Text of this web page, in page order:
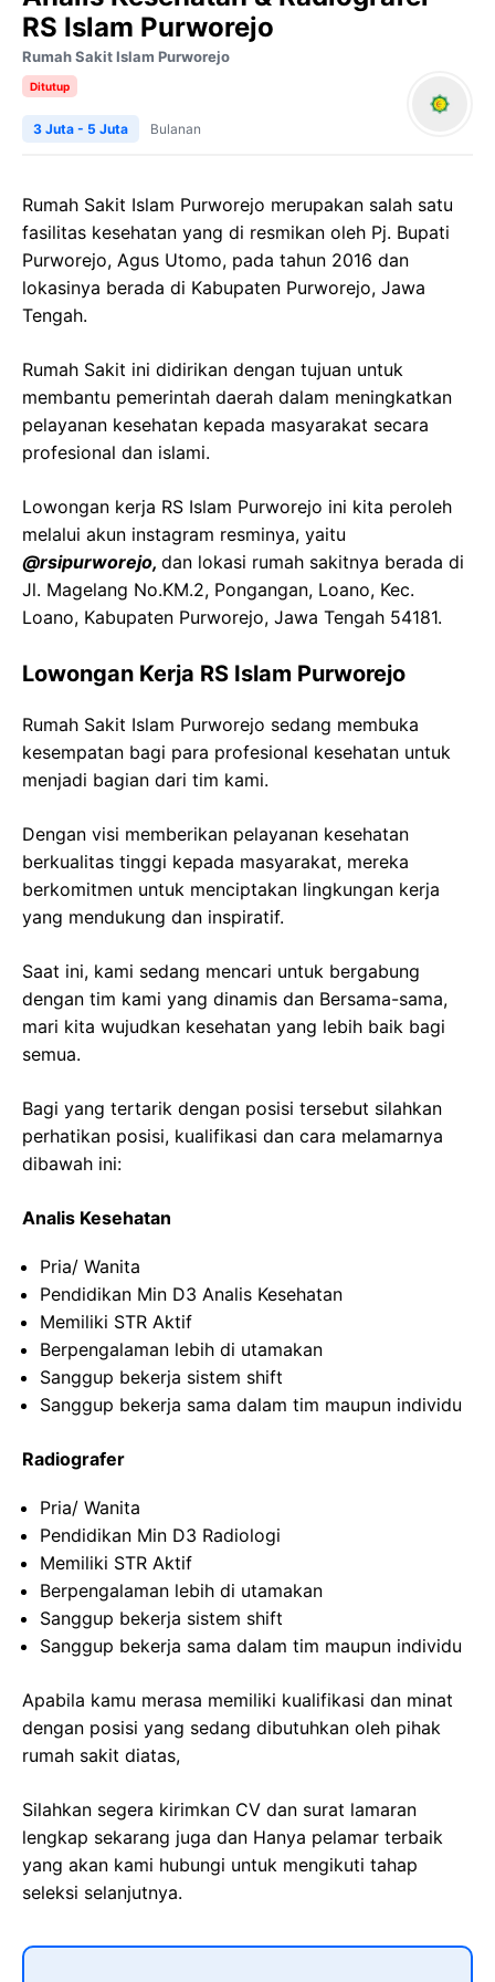
RS Islam Purworejo
Rumah Sakit Islam Purworejo
Ditutup
3 Juta - 5 Juta Bulanan
Rumah Sakit Islam Purworejo merupakan salah satu
fasilitas kesehatan yang di resmikan oleh Pj. Bupati
Purworejo, Agus Utomo, pada tahun 2016 dan
lokasinya berada di Kabupaten Purworejo, Jawa
Tengah.
Rumah Sakit ini didirikan dengan tujuan untuk
membantu pemerintah daerah dalam meningkatkan
pelayanan kesehatan kepada masyarakat secara
profesional dan islami.
Lowongan kerja RS Islam Purworejo ini kita peroleh
melalui akun instagram resminya, yaitu
@rsipurworejo, dan lokasi rumah sakitnya berada di
Jl. Magelang No.KM.2, Pongangan, Loano, Kec.
Loano, Kabupaten Purworejo, Jawa Tengah 54181.
Lowongan Kerja RS Islam Purworejo
Rumah Sakit Islam Purworejo sedang membuka
kesempatan bagi para profesional kesehatan untuk
menjadi bagian dari tim kami.
Dengan visi memberikan pelayanan kesehatan
berkualitas tinggi kepada masyarakat, mereka
berkomitmen untuk menciptakan lingkungan kerja
yang mendukung dan inspiratif.
Saat ini, kami sedang mencari untuk bergabung
dengan tim kami yang dinamis dan Bersama-sama,
mari kita wujudkan kesehatan yang lebih baik bagi
semua.
Bagi yang tertarik dengan posisi tersebut silahkan
perhatikan posisi, kualifikasi dan cara melamarnya
dibawah ini:
Analis Kesehatan
Pria/ Wanita
Pendidikan Min D3 Analis Kesehatan
Memiliki STR Aktif
Berpengalaman lebih di utamakan
Sanggup bekerja sistem shift
Sanggup bekerja sama dalam tim maupun individu
Radiografer
Pria/ Wanita
Pendidikan Min D3 Radiologi
Memiliki STR Aktif
Berpengalaman lebih di utamakan
Sanggup bekerja sistem shift
Sanggup bekerja sama dalam tim maupun individu
Apabila kamu merasa memiliki kualifikasi dan minat
dengan posisi yang sedang dibutuhkan oleh pihak
rumah sakit diatas,
Silahkan segera kirimkan CV dan surat lamaran
lengkap sekarang juga dan Hanya pelamar terbaik
yang akan kami hubungi untuk mengikuti tahap
seleksi selanjutnya.